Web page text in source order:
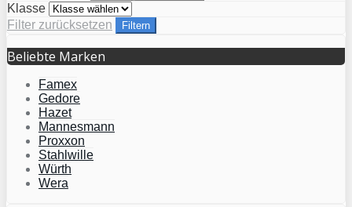
Klasse
Filter zurücksetzen
Filtern
Beliebte Marken
Famex
Gedore
Hazet
Mannesmann
Proxxon
Stahlwille
Würth
Wera